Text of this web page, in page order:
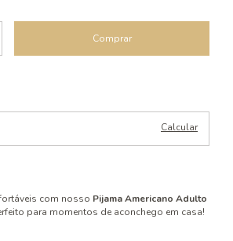
Calcular
com nosso Pijama Americano Adulto
para momentos de aconchego em casa!